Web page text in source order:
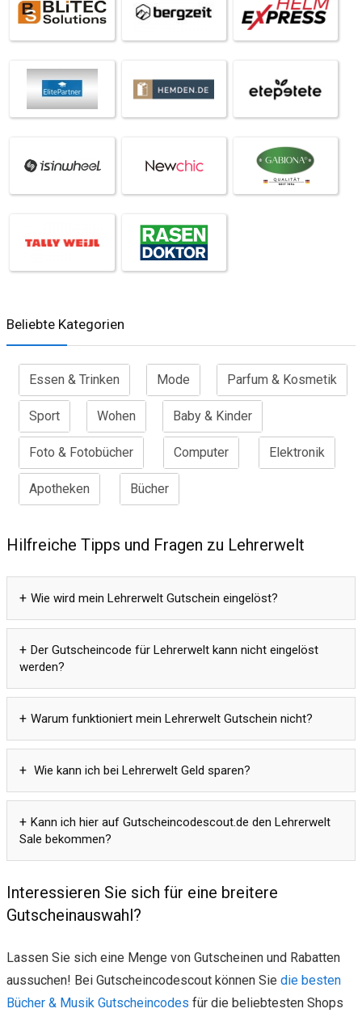
Beliebte Kategorien
Essen & Trinken Mode Parfum & Kosmetik
Sport Wohen Baby & Kinder
Foto & Fotobücher Computer Elektronik
Apotheken Bücher
Hilfreiche Tipps und Fragen zu Lehrerwelt
Wie wird mein Lehrerwelt Gutschein eingelöst?
Der Gutscheincode für Lehrerwelt kann nicht eingelöst
werden?
Warum funktioniert mein Lehrerwelt Gutschein nicht?
Wie kann ich bei Lehrerwelt Geld sparen?
Kann ich hier auf Gutscheincodescout.de den Lehrerwelt
Sale bekommen?
Interessieren Sie sich für eine breitere
Gutscheinauswahl?
Lassen Sie sich eine Menge von Gutscheinen und Rabatten
aussuchen! Bei Gutscheincodescout können Sie die besten
Bücher & Musik Gutscheincodes für die beliebtesten Shops